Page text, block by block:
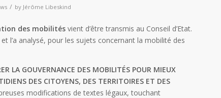
/ by Jérôme Libeskind
des mobilités vient d’être transmis au Conseil d’Etat.
l’a analysé, pour les sujets concernant la mobilité des
LA GOUVERNANCE DES MOBILITÉS POUR MIEUX
DES CITOYENS, DES TERRITOIRES ET DES
modifications de textes légaux, touchant